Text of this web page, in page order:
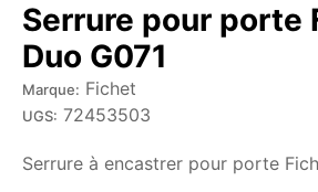
Serrure pour porte
Duo G071
Marque: Fichet
UGS: 72453503
Serrure à encastrer pour porte